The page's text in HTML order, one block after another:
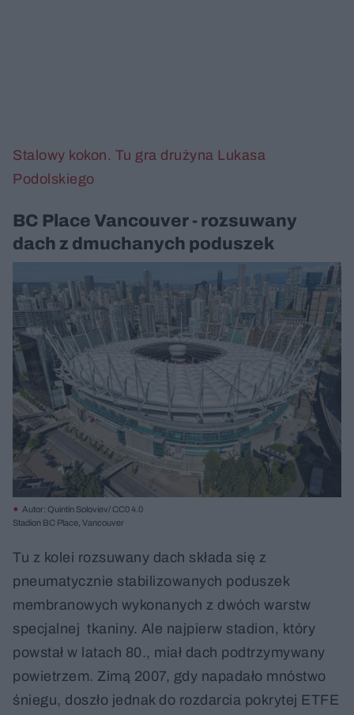
Stalowy kokon. Tu gra drużyna Lukasa
Podolskiego
BC Place Vancouver - rozsuwany
dach z dmuchanych poduszek
Autor: Quintin Soloviev/ CC0 4.0
Stadion BC Place, Vancouver
Tu z kolei rozsuwany dach składa się z
pneumatycznie stabilizowanych poduszek
membranowych wykonanych z dwóch warstw
specjalnej tkaniny. Ale najpierw stadion, który
powstał w latach 80., miał dach podtrzymywany
powietrzem. Zimą 2007, gdy napadało mnóstwo
śniegu, doszło jednak do rozdarcia pokrytej ETFE